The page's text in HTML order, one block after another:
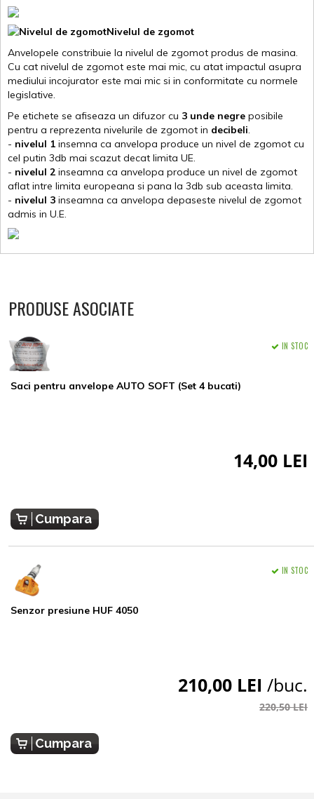
Nivelul de zgomot
Anvelopele constribuie la nivelul de zgomot produs de masina.
Cu cat nivelul de zgomot este mai mic, cu atat impactul asupra
mediului incojurator este mai mic si in conformitate cu normele
legislative.
Pe etichete se afiseaza un difuzor cu 3 unde negre posibile
pentru a reprezenta nivelurile de zgomot in decibeli.
- nivelul 1 insemna ca anvelopa produce un nivel de zgomot cu
cel putin 3db mai scazut decat limita UE.
- nivelul 2 inseamna ca anvelopa produce un nivel de zgomot
aflat intre limita europeana si pana la 3db sub aceasta limita.
- nivelul 3 inseamna ca anvelopa depaseste nivelul de zgomot
admis in U.E.
PRODUSE ASOCIATE
Saci pentru anvelope AUTO SOFT (Set 4 bucati)
IN STOC
14,00 LEI
Cumpara
Senzor presiune HUF 4050
IN STOC
210,00 LEI /buc.
220,50 LEI
Cumpara